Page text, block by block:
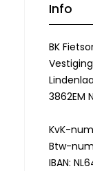
Info
BK
3862EM
KvK-
Btw-
IBAN: